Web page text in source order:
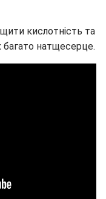
кислотність та
багато натщесерце.